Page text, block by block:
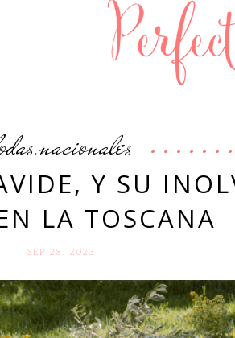
,nacionales
Y SU
LA TOSCANA
SEP 28. 2023